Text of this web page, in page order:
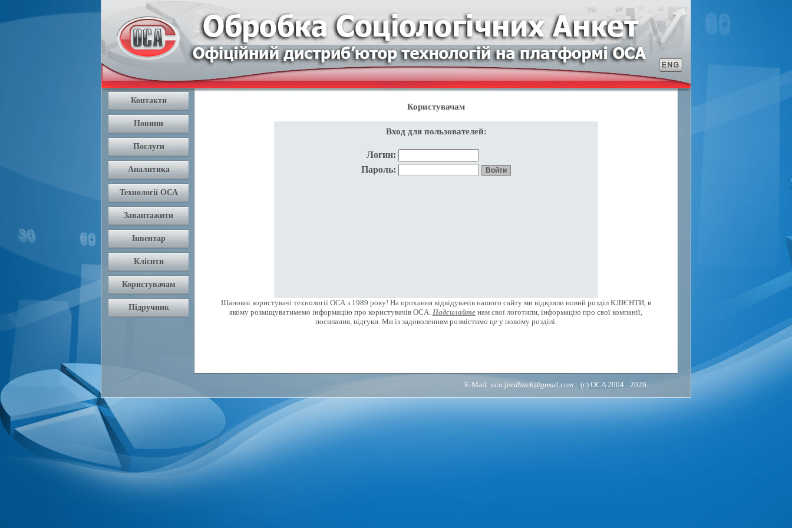
Користувачам
Шановні користувачі технології ОСА з 1989 року! На прохання відвідувачів нашого сайту ми відкрили новий розділ КЛІЄНТИ, в
якому розміщуватимемо інформацію про користувачів OCA. Надсилайте нам свої логотипи, інформацію про свої компанії,
посилання, відгуки. Ми із задоволенням розмістимо це у новому розділі.
E-Mail: oca.feedback@gmail.com | (c) OCA 2004 - 2026.